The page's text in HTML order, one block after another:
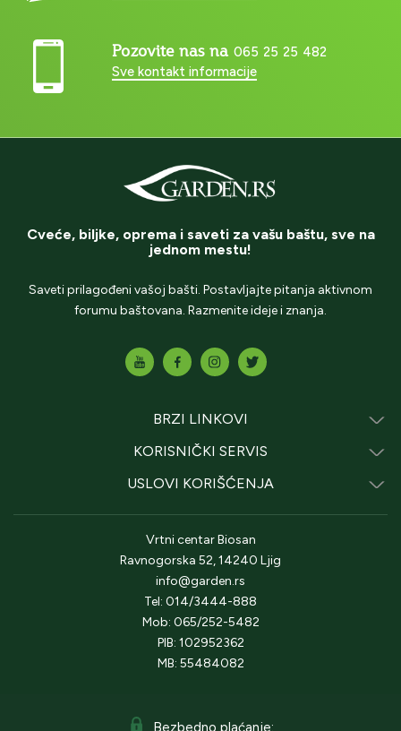
Pozovite nas na 065 25 25 482
Sve kontakt informacije
Cveće, biljke, oprema i saveti za vašu baštu, sve na
jednom mestu!
Saveti prilagođeni vašoj bašti. Postavljajte pitanja aktivnom
forumu baštovana. Razmenite ideje i znanja.
BRZI LINKOVI
KORISNIČKI SERVIS
USLOVI KORIŠĆENJA
Vrtni centar Biosan
Ravnogorska 52, 14240 Ljig
info@garden.rs
Tel: 014/3444-888
Mob: 065/252-5482
PIB: 102952362
MB: 55484082
Bezbedno plaćanje: